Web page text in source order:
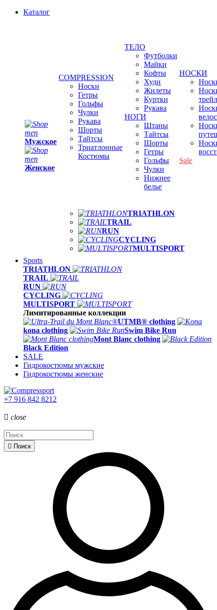
Каталог
Мужское
Женское
COMPRESSION
Носки
Гетры
Гольфы
Чулки
Рукава
Шорты
Тайтсы
Триатлонные
Костюмы
ТЕЛО
Футболки
Майки
Кофты
Худи
Жилеты
Куртки
Рукава
НОГИ
Штаны
Тайтсы
Шорты
Гетры
Гольфы
Чулки
Нижнее
белье
НОСКИ
Sale
TRIATHLON
TRAIL
RUN
CYCLING
MULTISPORT
Sports
TRIATHLON
TRAIL
RUN
CYCLING
MULTISPORT
Лимитированные коллекции
UTMB® clothing
kona clothing
Swim Bike Run
Mont Blanc clothing
Black Edition
SALE
Гидрокостюмы мужские
Гидрокостюмы женские
+7 916 842 8212
 close
 Поиск